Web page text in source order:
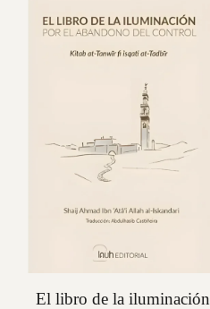
El libro de la iluminación